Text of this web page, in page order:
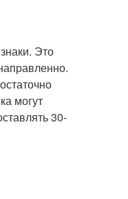
Это
могут
30-